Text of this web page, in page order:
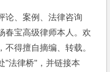
论、案例、法律咨询
春宝高级律师本人。欢
得擅自摘编、转载。
"法律桥"，并链接本